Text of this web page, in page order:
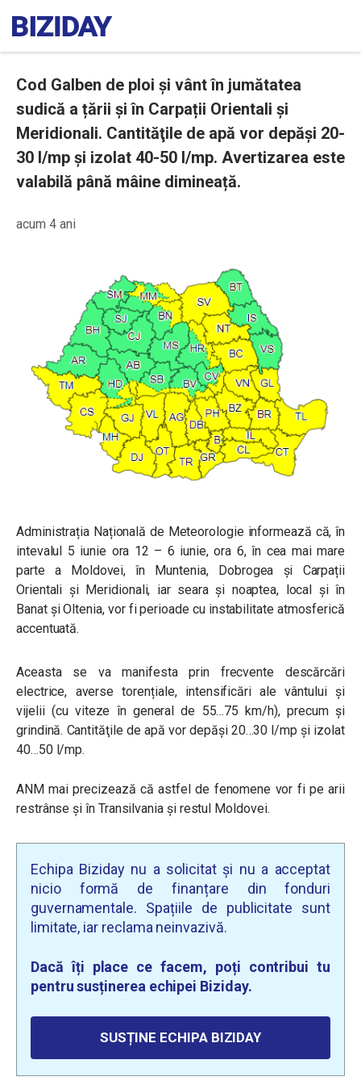
Cod Galben de ploi și vânt în jumătatea
sudică a țării și în Carpații Orientali și
Meridionali. Cantităţile de apă vor depăşi 20-
30 l/mp şi izolat 40-50 l/mp. Avertizarea este
valabilă până mâine dimineață.
acum 4 ani
Administrația Națională de Meteorologie informează că, în
intevalul 5 iunie ora 12 – 6 iunie, ora 6, în cea mai mare
parte a Moldovei, în Muntenia, Dobrogea și Carpații
Orientali și Meridionali, iar seara și noaptea, local și în
Banat și Oltenia, vor fi perioade cu instabilitate atmosferică
accentuată.
Aceasta se va manifesta prin frecvente descărcări
electrice, averse torențiale, intensificări ale vântului și
vijelii (cu viteze în general de 55…75 km/h), precum și
grindină. Cantităţile de apă vor depăşi 20…30 l/mp şi izolat
40…50 l/mp.
ANM mai precizează că astfel de fenomene vor fi pe arii
restrânse și în Transilvania și restul Moldovei.
Echipa Biziday nu a solicitat și nu a acceptat
nicio formă de finanțare din fonduri
guvernamentale. Spațiile de publicitate sunt
limitate, iar reclama neinvazivă.
Dacă îți place ce facem, poți contribui tu
pentru susținerea echipei Biziday.
SUSȚINE ECHIPA BIZIDAY